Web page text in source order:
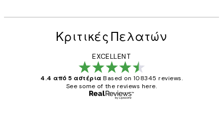
Κριτικές Πελατών
EXCELLENT
4.4 από 5 αστέρια Based on 108345 reviews.
See some of the reviews here.